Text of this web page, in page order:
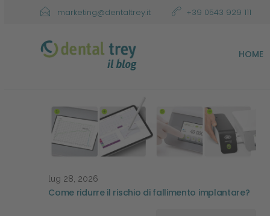
marketing@dentaltrey.it +39 0543 929 111
HOME
lug 28, 2026
Come ridurre il rischio di fallimento implantare?